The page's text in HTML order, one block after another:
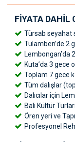
FIYATA DAHIL
Türsab seyahat
Tulamben’de 2
Lembongan’da
Kuta’da 3 gece
Toplam 7 gece
Tüm dalışlar
Dalıcılar için
Bali Kültür
Ören yeri ve
Profesyonel